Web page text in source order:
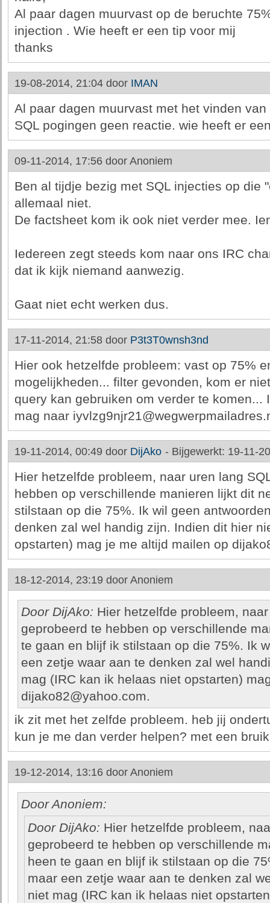
Al paar dagen muurvast op de beruchte
injection . Wie heeft er een tip voor mij
thanks
19-08-2014, 21:04 door IMAN
Al paar dagen muurvast met het vinden
SQL pogingen geen reactie. wie heeft er
09-11-2014, 17:56 door Anoniem
Ben al tijdje bezig met SQL injecties op die
allemaal niet.
De factsheet kom ik ook niet verder mee.
Iedereen zegt steeds kom naar ons IRC
dat ik kijk niemand aanwezig.
Gaat niet echt werken dus.
17-11-2014, 21:58 door P3t3T0wnsh3nd
Hier ook hetzelfde probleem: vast op 75%
mogelijkheden... filter gevonden, kom er
query kan gebruiken om verder te komen...
mag naar
19-11-2014, 00:49 door DijAko - Bijgewerkt: 19-11-
Hier hetzelfde probleem, naar uren lang
hebben op verschillende manieren lijkt dit
stilstaan op die 75%. Ik wil geen
denken zal wel handig zijn. Indien dit hier
opstarten) mag je me altijd mailen op
18-12-2014, 23:19 door Anoniem
Door DijAko: Hier hetzelfde probleem,
geprobeerd te hebben op verschillende
te gaan en blijf ik stilstaan op die 75%. Ik
een zetje waar aan te denken zal wel
mag (IRC kan ik helaas niet opstarten)
dijako82@yahoo.com.
ik zit met het zelfde probleem. heb jij
kun je me dan verder helpen? met een
19-12-2014, 13:16 door Anoniem
Door Anoniem:
Door DijAko: Hier hetzelfde probleem,
geprobeerd te hebben op verschillende
heen te gaan en blijf ik stilstaan op die
maar een zetje waar aan te denken zal
niet mag (IRC kan ik helaas niet